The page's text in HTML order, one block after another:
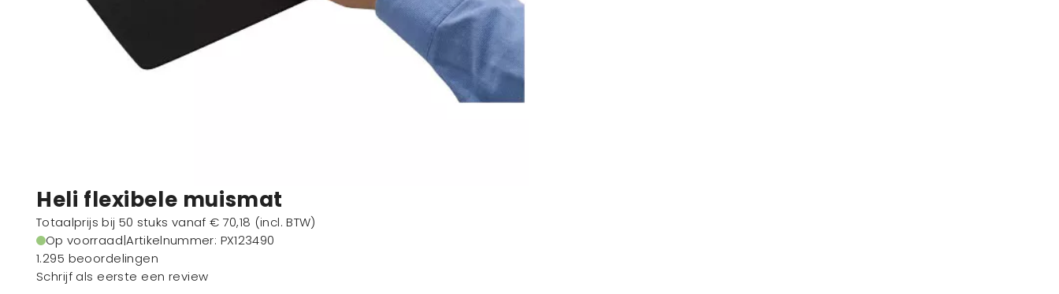
Heli flexibele muismat
Totaalprijs bij 50 stuks vanaf € 70,18 (incl. BTW)
Op voorraad|Artikelnummer: PX123490
1.295 beoordelingen
Schrijf als eerste een review